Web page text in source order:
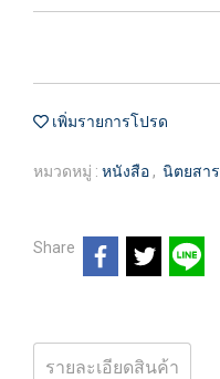
เพิ่มรายการโปรด
หมวดหมู่ : หนังสือ , นิตยสาร
Share
รายละเอียดสินค้า